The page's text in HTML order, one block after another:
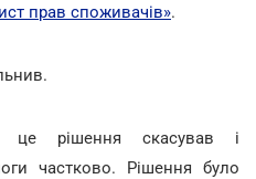
прав споживачів».
це рішення скасував і
частково. Рішення було